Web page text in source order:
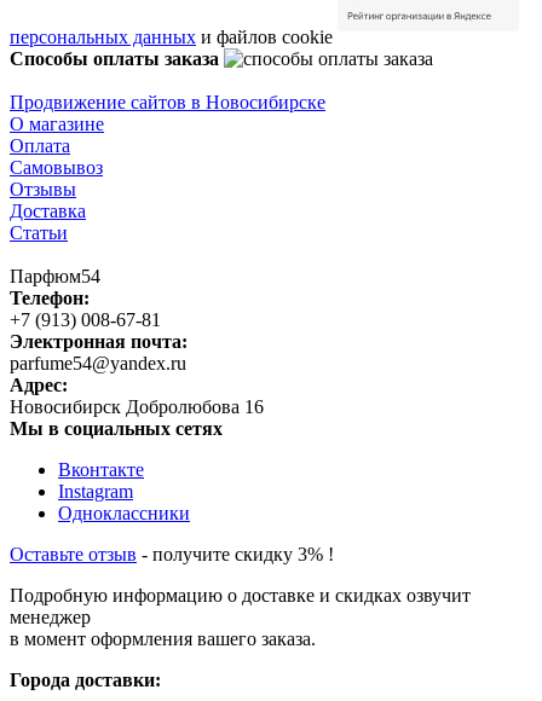
персональных данных и файлов cookie
Способы оплаты заказа
Продвижение сайтов в Новосибирске
О магазине
Оплата
Самовывоз
Отзывы
Доставка
Статьи
Парфюм54
Телефон:
+7 (913) 008-67-81
Электронная почта:
parfume54@yandex.ru
Адрес:
Новосибирск Добролюбова 16
Мы в социальных сетях
Вконтакте
Instagram
Одноклассники
Оставьте отзыв - получите скидку 3% !
Подробную информацию о доставке и скидках озвучит
менеджер
в момент оформления вашего заказа.
Города доставки: